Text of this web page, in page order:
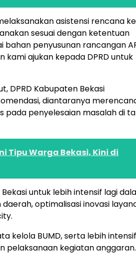
asistensi rencana
sesuai dengan ketentuan
penyusunan rancangan
kami ajukan kepada DPRD untuk
DPRD Kabupaten Bekasi
diantaranya
pada penyelesaian masalah di
Tipu Warga Bekasi, Kini di
untuk lebih intensif lagi
optimalisasi inovasi
kelola BUMD, serta lebih
pelaksanaan kegiatan